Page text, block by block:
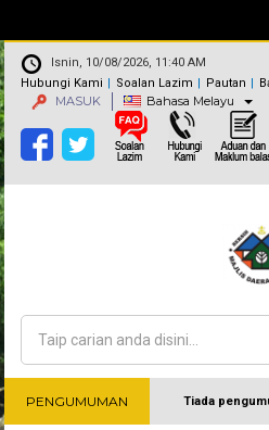
Isnin, 10/08/2026, 11:40 AM
Hubungi Kami
Soalan Lazim Pautan
MASUK Bahasa Melayu
Borang carian
Carian
PENGUMUMAN Tiada